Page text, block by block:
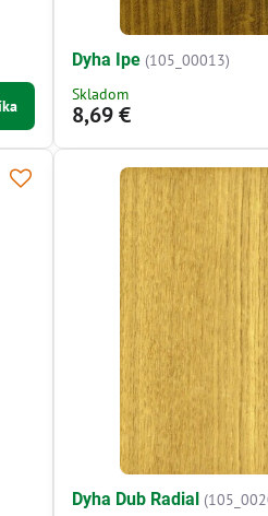
Dyha Ipe (105_00013)
Skladom
8,69 €
Dyha Dub Radial